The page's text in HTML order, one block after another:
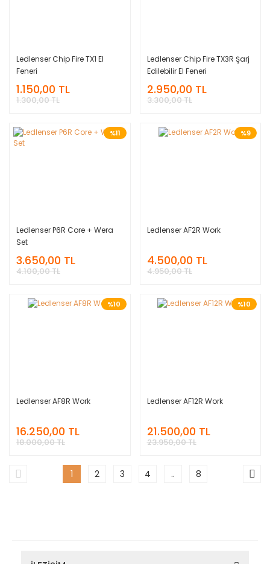
Ledlenser Chip Fire TX1 El
Feneri
1.150,00 TL
1.300,00 TL
Ledlenser Chip Fire TX3R Şarj
Edilebilir El Feneri
2.950,00 TL
3.300,00 TL
%11
Ledlenser P6R Core + Wera
Set
3.650,00 TL
4.100,00 TL
%9
Ledlenser AF2R Work
4.500,00 TL
4.950,00 TL
%10
Ledlenser AF8R Work
16.250,00 TL
18.000,00 TL
%10
Ledlenser AF12R Work
21.500,00 TL
23.950,00 TL
1 2 3 4 .. 8